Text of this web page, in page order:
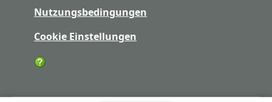
Nutzungsbedingungen
Cookie Einstellungen